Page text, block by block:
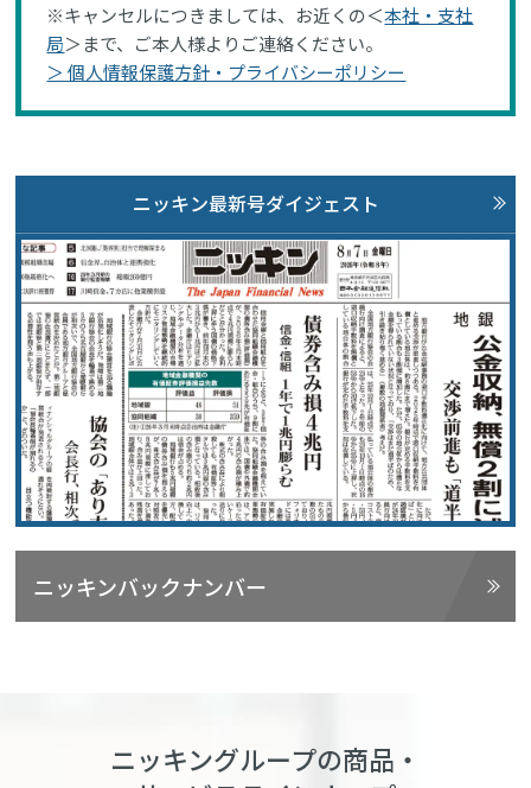
※キャンセルにつきましては、お近くの＜本社・支社
局＞まで、ご本人様よりご連絡ください。
＞ 個人情報保護方針・プライバシーポリシー
ニッキン最新号ダイジェスト
ニッキンバックナンバー
ニッキングループの商品・